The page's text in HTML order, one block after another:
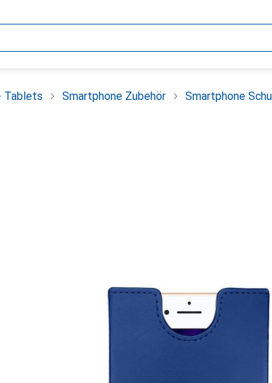
Tablets Smartphone Zubehör Smartphone